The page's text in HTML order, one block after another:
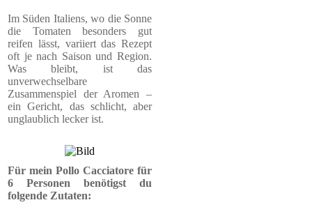
Im Süden Italiens, wo die Sonne
die Tomaten besonders gut
reifen lässt, variiert das Rezept
oft je nach Saison und Region.
Was bleibt, ist das
unverwechselbare
Zusammenspiel der Aromen –
ein Gericht, das schlicht, aber
unglaublich lecker ist.
Für mein Pollo Cacciatore für
6 Personen benötigst du
folgende Zutaten: